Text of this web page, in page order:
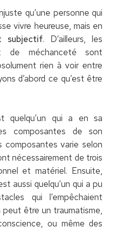
qu’une personne qui
vivre heureuse, mais en
subjectif. D’ailleurs, les
de méchanceté sont
rien à voir entre
d’abord ce qu’est être
quelqu’un qui a en sa
composantes de son
varie selon
nécessairement de trois
et matériel. Ensuite,
aussi quelqu’un qui a pu
qui l’empêchaient
peut être un traumatisme,
ou même des